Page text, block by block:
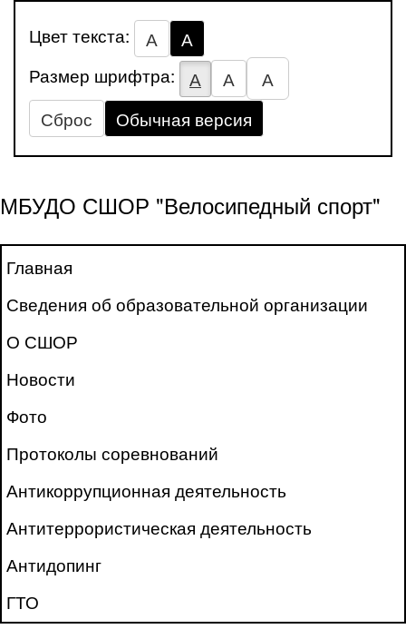
Цвет текста: А
А
Размер шрифтра:
А А
А
Сброс
Обычная версия
МБУДО СШОР "Велосипедный спорт"
Главная
Сведения об образовательной организации
О СШОР
Новости
Фото
Протоколы соревнований
Антикоррупционная деятельность
Антитеррористическая деятельность
Антидопинг
ГТО